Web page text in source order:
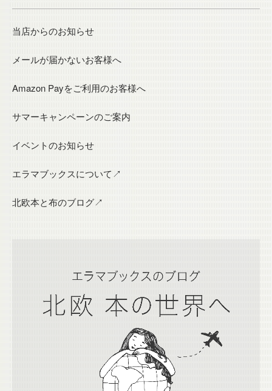
当店からのお知らせ
メールが届かないお客様へ
Amazon Payをご利用のお客様へ
サマーキャンペーンのご案内
イベントのお知らせ
エラマブックスについて↗
北欧本と布のブログ↗